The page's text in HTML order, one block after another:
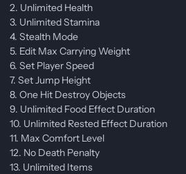
2. Unlimited Health
3. Unlimited Stamina
4. Stealth Mode
5. Edit Max Carrying Weight
6. Set Player Speed
7. Set Jump Height
8. One Hit Destroy Objects
9. Unlimited Food Effect Duration
10. Unlimited Rested Effect Duration
11. Max Comfort Level
12. No Death Penalty
13. Unlimited Items